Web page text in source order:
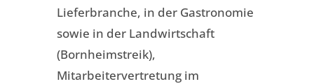
Lieferbranche, in der Gastronomie
sowie in der Landwirtschaft
(Bornheimstreik),
Mitarbeitervertretung im